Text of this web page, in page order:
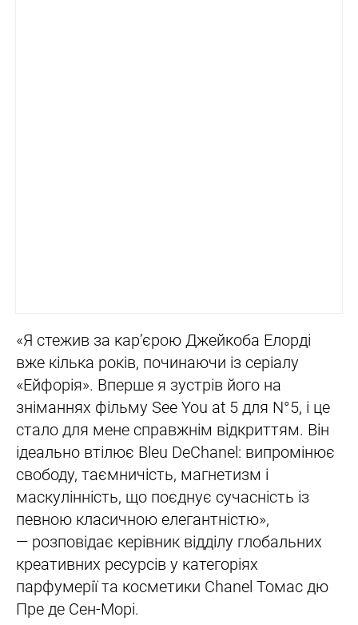
«Я стежив за кар’єрою Джейкоба Елорді
вже кілька років, починаючи із серіалу
«Ейфорія». Вперше я зустрів його на
зніманнях фільму See You at 5 для N°5, і це
стало для мене справжнім відкриттям. Він
ідеально втілює Bleu DeChanel: випромінює
свободу, таємничість, магнетизм і
маскулінність, що поєднує сучасність із
певною класичною елегантністю»,
— розповідає керівник відділу глобальних
креативних ресурсів у категоріях
парфумерії та косметики Chanel Томас дю
Пре де Сен-Морі.